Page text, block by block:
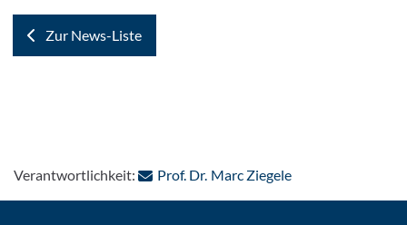
Zur News-Liste
Verantwortlichkeit: Prof. Dr. Marc Ziegele: Per E-Mail